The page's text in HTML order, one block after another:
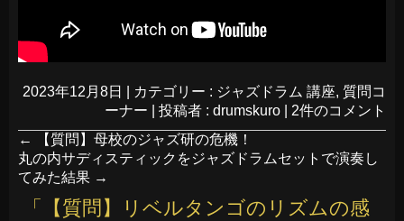
2023年12月8日 カテゴリー : ジャズドラム 講座, 質問コ
ーナー
投稿者 : drumskuro
2件のコメント
←
【質問】母校のジャズ研の危機！
丸の内サディスティックをジャズドラムセットで演奏し
てみた結果 →
「
【質問】リベルタンゴのリズムの感